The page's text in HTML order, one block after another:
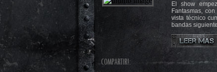
El show
Fantasmas,
vista técnico
bandas
COMPARTIR!: